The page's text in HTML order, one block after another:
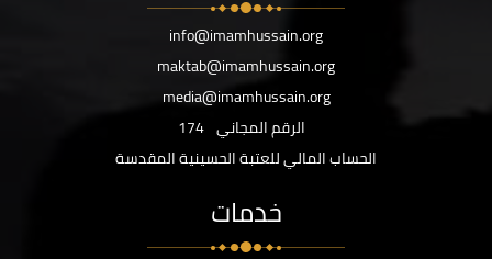
info@imamhussain.org
maktab@imamhussain.org
media@imamhussain.org
الرقم المجاني 174
الحساب المالي للعتبة الحسينية المقدسة
خدمات